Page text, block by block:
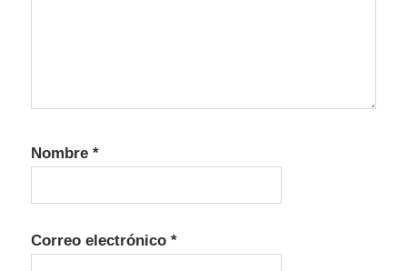
Nombre *
Correo electrónico *